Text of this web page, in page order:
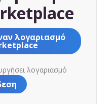
λογαριασμό
λογαριασμό